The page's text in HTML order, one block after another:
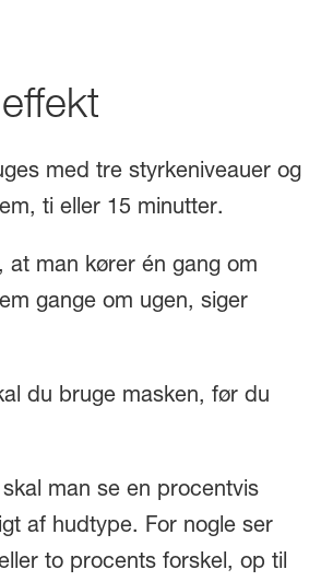
med tre styrkeniveauer og
ti eller 15 minutter.
at man kører én gang om
gange om ugen, siger
du bruge masken, før du
man se en procentvis
af hudtype. For nogle ser
to procents forskel, op til